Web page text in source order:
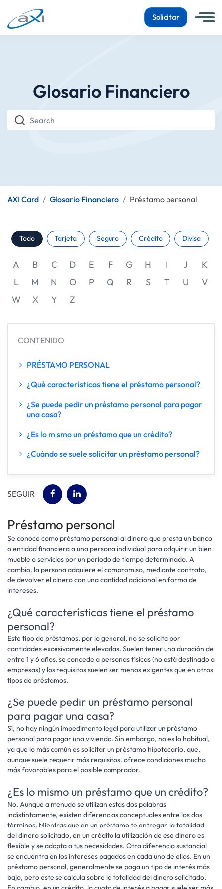
Solicitar
Glosario Financiero
AXI Card Glosario Financiero Préstamo personal
Todo Tarjeta Seguro Crédito Divisa
A B C D E F G H I J
K
L
M N O P Q R S T U
V
W
X Y Z
CONTENIDO
PRÉSTAMO PERSONAL
¿Qué características tiene el préstamo personal?
¿Se puede pedir un préstamo personal para pagar
una casa?
¿Es lo mismo un préstamo que un crédito?
¿Cuándo se suele solicitar un préstamo personal?
SEGUIR
Préstamo personal
Se conoce como préstamo personal al dinero que presta un banco
o entidad financiera a una persona individual para adquirir un bien
mueble o servicios por un período de tiempo determinado. A
cambio, la persona adquiere el compromiso, mediante contrato,
de devolver el dinero con una cantidad adicional en forma de
intereses.
¿Qué características tiene el préstamo
personal?
Este tipo de préstamos, por lo general, no se solicita por
cantidades excesivamente elevadas. Suelen tener una duración de
entre 1 y 6 años, se concede a personas físicas (no está destinado a
empresas) y los requisitos suelen ser menos exigentes que en otros
tipos de préstamos.
¿Se puede pedir un préstamo personal
para pagar una casa?
Sí, no hay ningún impedimento legal para utilizar un préstamo
personal para pagar una vivienda. Sin embargo, no es lo habitual,
ya que lo más común es solicitar un préstamo hipotecario, que,
aunque suele requerir más requisitos, ofrece condiciones mucho
más favorables para el posible comprador.
¿Es lo mismo un préstamo que un crédito?
No. Aunque a menudo se utilizan estas dos palabras
indistintamente, existen diferencias conceptuales entre los dos
términos. Mientras que en un préstamo te entregan la totalidad
del dinero solicitado, en un crédito la utilización de ese dinero es
flexible y se adapta a tus necesidades. Otra diferencia sustancial
se encuentra en los intereses pagados en cada uno de ellos. En un
préstamo personal, generalmente se paga un tipo de interés más
bajo, pero este se calcula sobre la totalidad del dinero solicitado.